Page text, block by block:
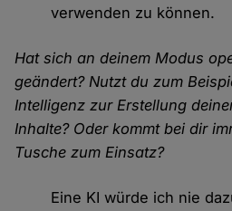
verwenden zu können.
Hat sich an deinem Modus
geändert? Nutzt du zum
Intelligenz zur Erstellung
Inhalte? Oder kommt bei dir
Tusche zum Einsatz?
Eine KI würde ich nie